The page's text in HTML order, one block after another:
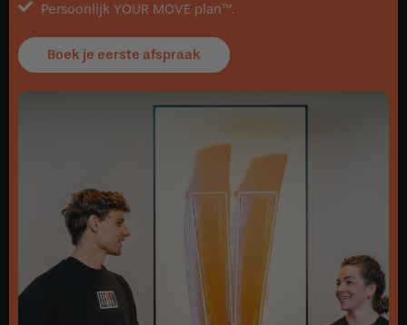
Persoonlijk YOUR MOVE plan™.
Boek je eerste afspraak